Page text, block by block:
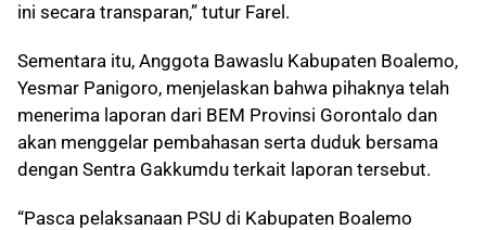
ini secara transparan,” tutur Farel.
Sementara itu, Anggota Bawaslu Kabupaten Boalemo,
Yesmar Panigoro, menjelaskan bahwa pihaknya telah
menerima laporan dari BEM Provinsi Gorontalo dan
akan menggelar pembahasan serta duduk bersama
dengan Sentra Gakkumdu terkait laporan tersebut.
“Pasca pelaksanaan PSU di Kabupaten Boalemo